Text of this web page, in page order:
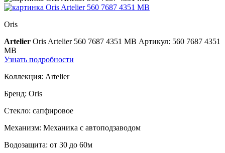
Oris
Artelier Oris Artelier 560 7687 4351 MB Артикул: 560 7687 4351
MB
Узнать подробности
Коллекция: Artelier
Бренд: Oris
Стекло: сапфировое
Механизм: Механика с автоподзаводом
Водозащита: от 30 до 60м